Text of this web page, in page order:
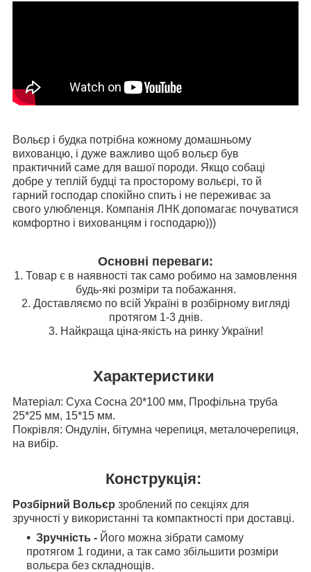
Вольєр і будка потрібна кожному домашньому
вихованцю, і дуже важливо щоб вольєр був
практичний саме для вашої породи. Якщо собаці
добре у теплій будці та просторому вольєрі, то й
гарний господар спокійно спить і не переживає за
свого улюбленця. Компанія ЛНК допомагає почуватися
комфортно і вихованцям і господарю)))
Основні переваги:
1. Товар є в наявності так само робимо на замовлення
будь-які розміри та побажання.
2. Доставляємо по всій Україні в розбірному вигляді
протягом 1-3 днів.
3. Найкраща ціна-якість на ринку України!
Характеристики
Матеріал: Суха Сосна 20*100 мм, Профільна труба
25*25 мм, 15*15 мм.
Покрівля: Ондулін, бітумна черепиця, металочерепиця,
на вибір.
Конструкція:
Розбірний Вольєр зроблений по секціях для
зручності у використанні та компактності при доставці.
Зручність - Його можна зібрати самому
протягом 1 години, а так само збільшити розміри
вольєра без складнощів.